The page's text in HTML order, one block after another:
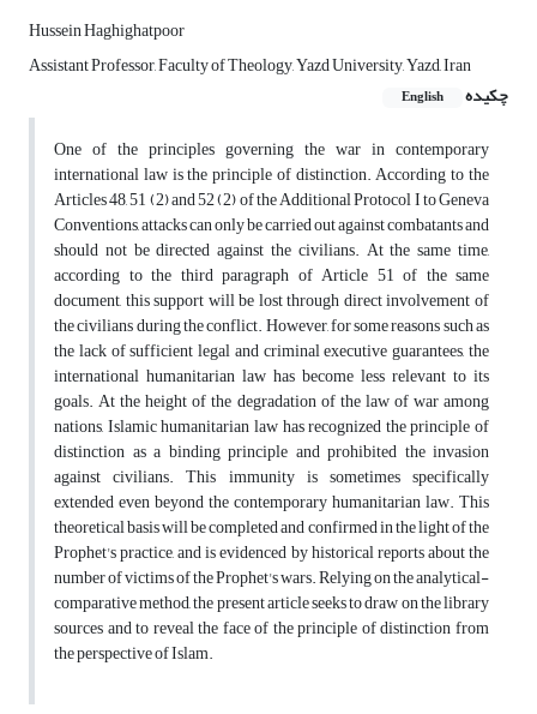
Hussein Haghighatpoor
Assistant Professor, Faculty of Theology, Yazd University, Yazd, Iran
چکیده
English
One of the principles governing the war in contemporary
international law is the principle of distinction. According to the
Articles 48, 51 (2) and 52 (2) of the Additional Protocol I to Geneva
Conventions, attacks can only be carried out against combatants and
should not be directed against the civilians. At the same time,
according to the third paragraph of Article 51 of the same
document, this support will be lost through direct involvement of
the civilians during the conflict. However, for some reasons such as
the lack of sufficient legal and criminal executive guarantees, the
international humanitarian law has become less relevant to its
goals. At the height of the degradation of the law of war among
nations, Islamic humanitarian law has recognized the principle of
distinction as a binding principle and prohibited the invasion
against civilians. This immunity is sometimes specifically
extended even beyond the contemporary humanitarian law. This
theoretical basis will be completed and confirmed in the light of the
Prophet's practice, and is evidenced by historical reports about the
number of victims of the Prophet's wars. Relying on the analytical-
comparative method, the present article seeks to draw on the library
sources and to reveal the face of the principle of distinction from
the perspective of Islam.